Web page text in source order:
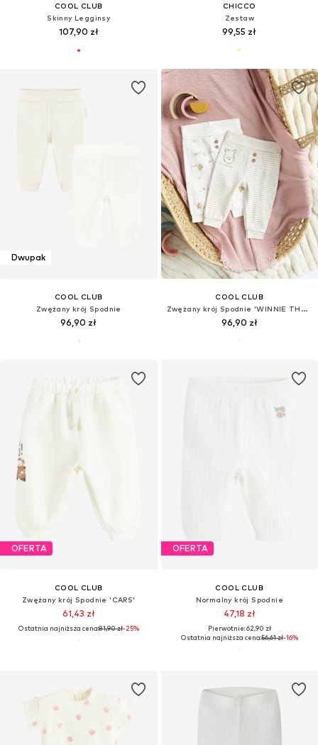
COOL CLUB
Skinny Legginsy
107,90 zł
CHICCO
Zestaw
99,55 zł
Dwupak
COOL CLUB
Zwężany krój Spodnie
96,90 zł
COOL CLUB
Zwężany krój Spodnie 'WINNIE THE POOH'
96,90 zł
OFERTA
COOL CLUB
Zwężany krój Spodnie 'CARS'
61,43 zł
Ostatnia najniższa cena:81,90 zł-25%
OFERTA
COOL CLUB
Normalny krój Spodnie
47,18 zł
Pierwotnie: 62,90 zł
Ostatnia najniższa cena:56,61 zł-16%